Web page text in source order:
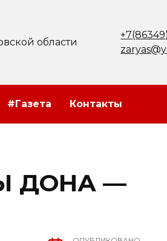
области
#Газета Контакты
ДОНА —